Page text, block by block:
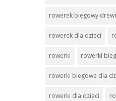
rowerek biegowy
rowerek dla dzieci
rowerki rowerki
rowerki biegowe dla
rowerki dla dzieci